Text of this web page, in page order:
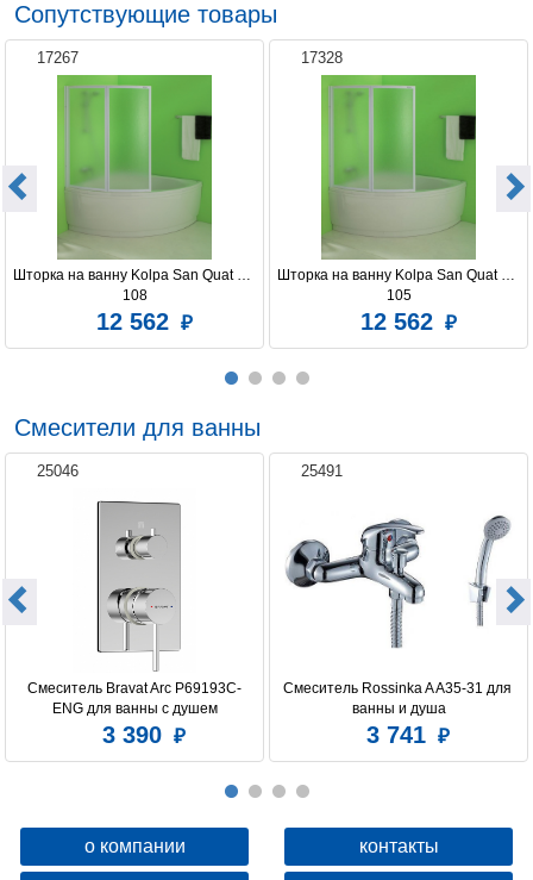
Сопутствующие товары
17267
Шторка на ванну Kolpa San Quat TP
108
12 562
17328
Шторка на ванну Kolpa San Quat TP
105
12 562
Смесители для ванны
25046
Смеситель Bravat Arc P69193C-
ENG для ванны с душем
3 390
25491
Смеситель Rossinka A A35-31 для
ванны и душа
3 741
о компании контакты